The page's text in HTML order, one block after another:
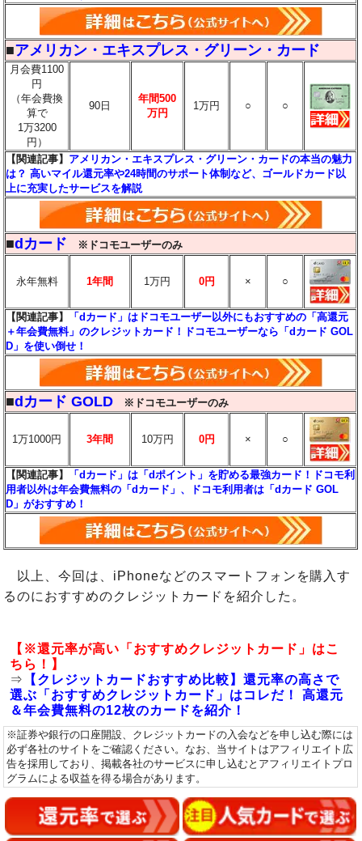
■アメリカン・エキスプレス・グリーン・カード
月会費1100
円
（年会費換
算で
1万3200
円）
90日
年間500
万円
1万円 ○ ○
【関連記事】 アメリカン・エキスプレス・グリーン・カードの本当の魅力
は？ 高いマイル還元率や24時間のサポート体制など、ゴールドカード以
上に充実したサービスを解説
■dカード ※ドコモユーザーのみ
永年無料 1年間 1万円 0円 × ○
【関連記事】
「dカード」はドコモユーザー以外にもおすすめの「高還元
＋年会費無料」のクレジットカード！ドコモユーザーなら「dカード GOL
D」を使い倒せ！
■dカード GOLD ※ドコモユーザーのみ
1万1000円 3年間 10万円 0円 × ○
【関連記事】
「dカード」は「dポイント」を貯める最強カード！ドコモ利
用者以外は年会費無料の「dカード」、ドコモ利用者は「dカード GOL
D」がおすすめ！
以上、今回は、iPhoneなどのスマートフォンを購入す
るのにおすすめのクレジットカードを紹介した。
【※還元率が高い「おすすめクレジットカード」はこ
ちら！】
⇒
【クレジットカードおすすめ比較】還元率の高さで
選ぶ「おすすめクレジットカード」はコレだ！ 高還元
＆年会費無料の12枚のカードを紹介！
※証券や銀行の口座開設、クレジットカードの入会などを申し込む際には
必ず各社のサイトをご確認ください。なお、当サイトはアフィリエイト広
告を採用しており、掲載各社のサービスに申し込むとアフィリエイトプロ
グラムによる収益を得る場合があります。